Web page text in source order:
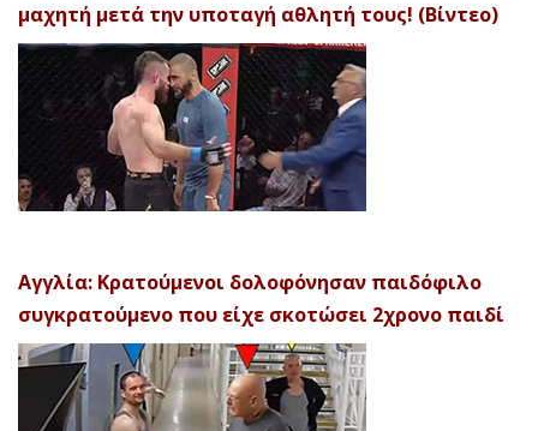
μαχητή μετά την υποταγή αθλητή τους! (Βίντεο)
Αγγλία: Κρατούμενοι δολοφόνησαν παιδόφιλο
συγκρατούμενο που είχε σκοτώσει 2χρονο παιδί